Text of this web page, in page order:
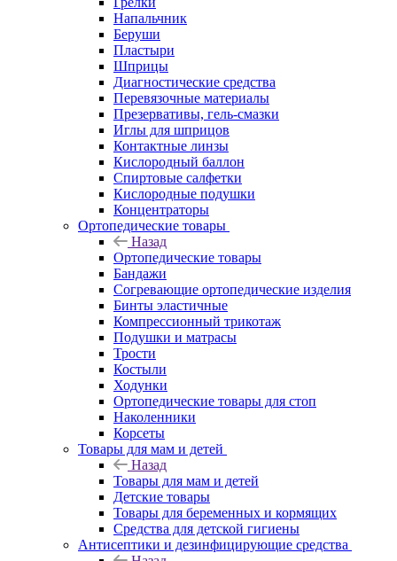
Напальчник
Беруши
Пластыри
Шприцы
Диагностические средства
Перевязочные материалы
Презервативы, гель-смазки
Иглы для шприцов
Контактные линзы
Кислородный баллон
Спиртовые салфетки
Кислородные подушки
Концентраторы
Ортопедические товары
Назад
Ортопедические товары
Бандажи
Согревающие ортопедические изделия
Бинты эластичные
Компрессионный трикотаж
Подушки и матрасы
Трости
Костыли
Ходунки
Ортопедические товары для стоп
Наколенники
Корсеты
Товары для мам и детей
Назад
Товары для мам и детей
Детские товары
Товары для беременных и кормящих
Средства для детской гигиены
Антисептики и дезинфицирующие средства